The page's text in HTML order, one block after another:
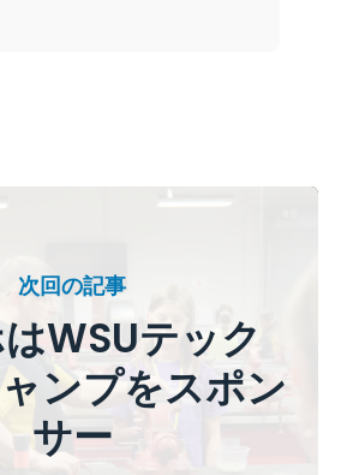
次回の記事
WSUテック
ンプをスポン
サー